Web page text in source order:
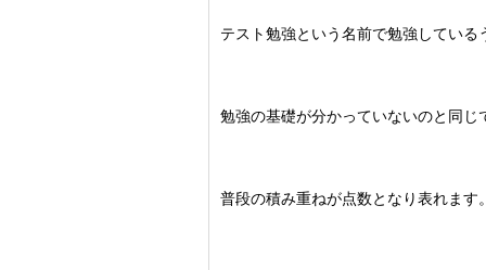
テスト勉強という名前で勉強している
勉強の基礎が分かっていないのと同じ
普段の積み重ねが点数となり表れます。